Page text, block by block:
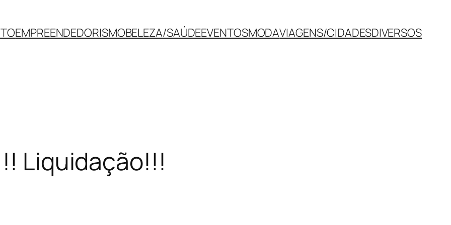
EMPREENDEDORISMOBELEZA/SAÚDEEVENTOSMODAVIAGENS/CIDADESDIVERSOS
Liquidação!!!